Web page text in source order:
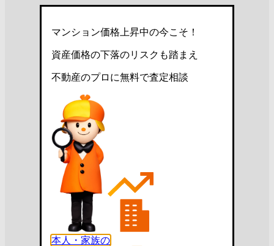
マンション価格上昇中の今こそ！
資産価格の下落のリスクも踏まえ
不動産のプロに無料で査定相談
本人・家族の